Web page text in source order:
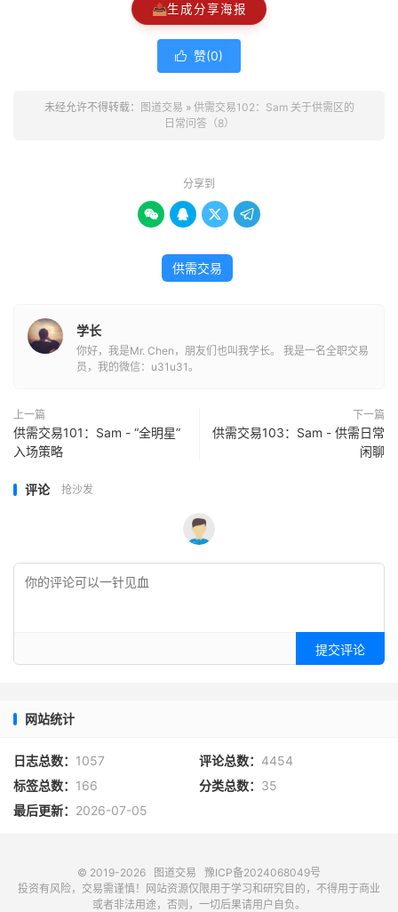
📤生成分享海报
 赞(0)
未经允许不得转载： 图道交易 » 供需交易102：Sam 关于供需区的
日常问答（8）
分享到
   
供需交易
学长
你好，我是Mr. Chen，朋友们也叫我学长。 我是一名全职交易
员，我的微信：u31u31。
上一篇
供需交易101：Sam - “全明星”
入场策略
下一篇
供需交易103：Sam - 供需日常
闲聊
评论 抢沙发
提交评论
网站统计
日志总数： 1057 评论总数： 4454
标签总数： 166 分类总数： 35
最后更新： 2026-07-05
© 2019-2026 图道交易
豫ICP备2024068049号
投资有风险，交易需谨慎！网站资源仅限用于学习和研究目的，不得用于商业
或者非法用途，否则，一切后果请用户自负。